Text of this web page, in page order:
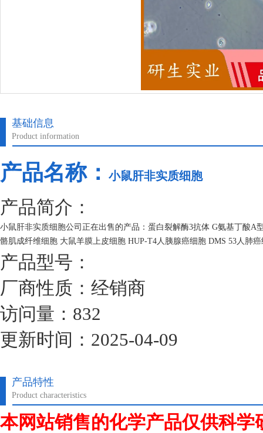
基础信息
Product information
产品名称： 小鼠肝非实质细胞
产品简介：
小鼠肝非实质细胞公司正在出售的产品：蛋白裂解酶3抗体 G氨基丁酸A
骼肌成纤维细胞 大鼠羊膜上皮细胞 HUP-T4人胰腺癌细胞 DMS 53人肺癌
产品型号：
厂商性质：经销商
访问量：832
更新时间：2025-04-09
产品特性
Product characteristics
本网站销售的化学产品仅供科